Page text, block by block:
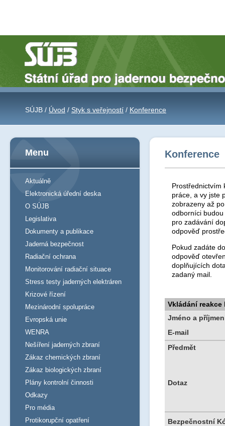
SÚJB / Úvod / Styk s veřejností / Konference
Konference
Prostřednictvím
práce, a vy jste
zobrazeny až
odborníci
pro zadávání
odpověď
Pokud zadáte
odpověď
doplňujících
zadaný mail.
Vkládání reakce
Jméno a
E-mail
Předmět
Dotaz
Bezpečnostní
Menu
Aktuálně
Elektronická úřední deska
O SÚJB
Legislativa
Dokumenty a publikace
Jaderná bezpečnost
Radiační ochrana
Monitorování radiační situace
Stress testy jaderných elektráren
Krizové řízení
Mezinárodní spolupráce
Evropská unie
WENRA
Nešíření jaderných zbraní
Zákaz chemických zbraní
Zákaz biologických zbraní
Plány kontrolní činnosti
Odkazy
Pro média
Protikorupční opatření